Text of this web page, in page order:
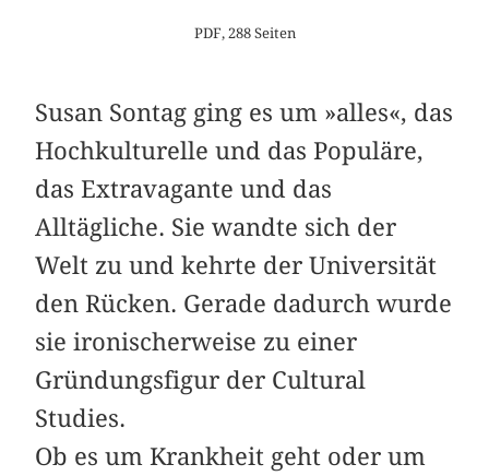
PDF, 288 Seiten
Susan Sontag ging es um »alles«, das
Hochkulturelle und das Populäre,
das Extravagante und das
Alltägliche. Sie wandte sich der
Welt zu und kehrte der Universität
den Rücken. Gerade dadurch wurde
sie ironischerweise zu einer
Gründungsfigur der Cultural
Studies.
Ob es um Krankheit geht oder um